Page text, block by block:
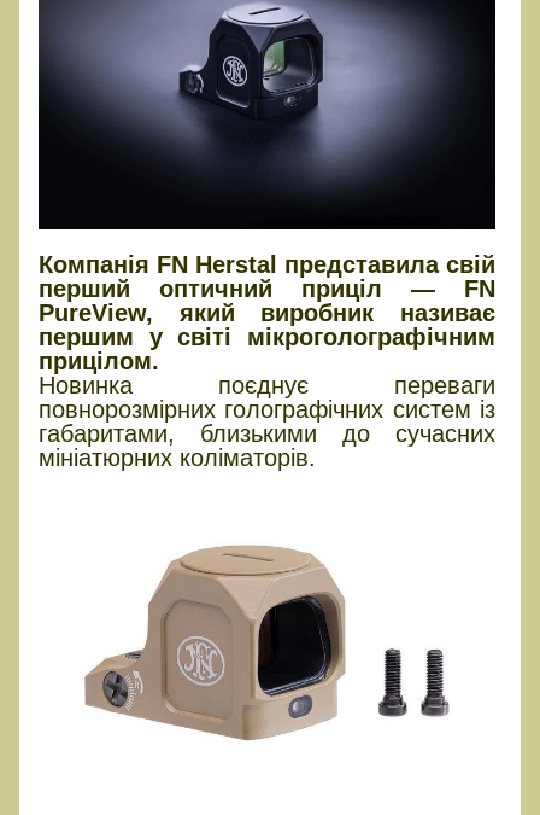
Компанія FN Herstal представила свій
перший оптичний приціл — FN
PureView, який виробник називає
першим у світі мікроголографічним
прицілом.
Новинка поєднує переваги
повнорозмірних голографічних систем із
габаритами, близькими до сучасних
мініатюрних коліматорів.